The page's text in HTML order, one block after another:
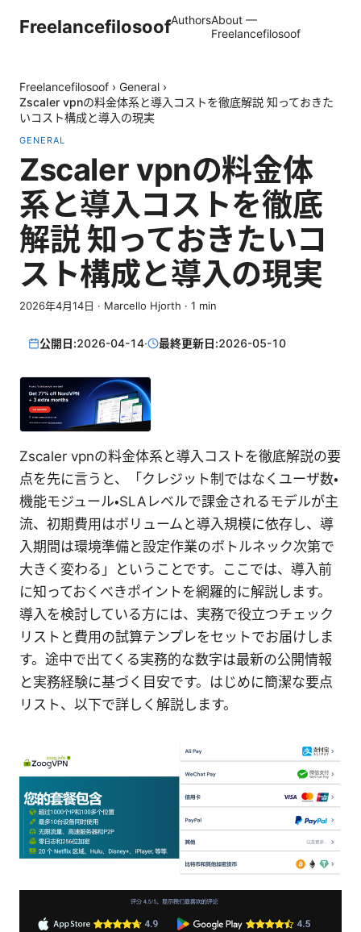
FreelancefilosoofAuthorsAbout —
Freelancefilosoof
Freelancefilosoof › General ›
Zscaler vpnの料金体系と導入コストを徹底解説 知っておきた
いコスト構成と導入の現実
GENERAL
Zscaler vpnの料金体
系と導入コストを徹底
解説 知っておきたいコ
スト構成と導入の現実
2026年4月14日 · Marcello Hjorth · 1 min
公開日:2026-04-14· 最終更新日:2026-05-10
Zscaler vpnの料金体系と導入コストを徹底解説の要
点を先に言うと、「クレジット制ではなくユーザ数・
機能モジュール・SLAレベルで課金されるモデルが主
流、初期費用はボリュームと導入規模に依存し、導
入期間は環境準備と設定作業のボトルネック次第で
大きく変わる」ということです。ここでは、導入前
に知っておくべきポイントを網羅的に解説します。
導入を検討している方には、実務で役立つチェック
リストと費用の試算テンプレをセットでお届けしま
す。途中で出てくる実務的な数字は最新の公開情報
と実務経験に基づく目安です。はじめに簡潔な要点
リスト、以下で詳しく解説します。